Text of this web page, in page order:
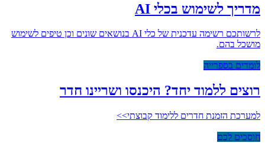
מדריך לשימוש בכלי AI
לרשותכם רשימה עדכנית של כלי AI בנושאים שונים וכן טיפים לשימוש
מושכל בהם.
לומדים בספרייה
רוצים ללמוד יחד? היכנסו ושריינו חדר
למערכת הזמנת חדרים ללימוד קבוצתי>>
חוסכים לכם